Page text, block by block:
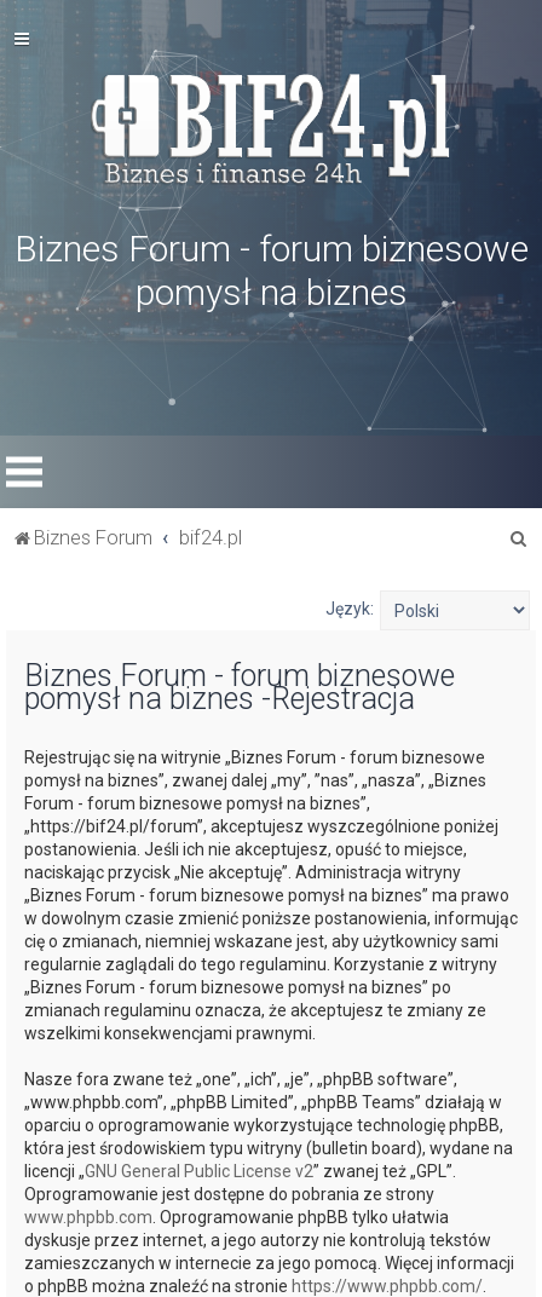
Biznes Forum - forum biznesowe
pomysł na biznes
Biznes Forum bif24.pl
Język:
Biznes Forum - forum biznesowe
pomysł na biznes -Rejestracja
Rejestrując się na witrynie „Biznes Forum - forum biznesowe
pomysł na biznes”, zwanej dalej „my”, ”nas”, „nasza”, „Biznes
Forum - forum biznesowe pomysł na biznes”,
„https://bif24.pl/forum”, akceptujesz wyszczególnione poniżej
postanowienia. Jeśli ich nie akceptujesz, opuść to miejsce,
naciskając przycisk „Nie akceptuję”. Administracja witryny
„Biznes Forum - forum biznesowe pomysł na biznes” ma prawo
w dowolnym czasie zmienić poniższe postanowienia, informując
cię o zmianach, niemniej wskazane jest, aby użytkownicy sami
regularnie zaglądali do tego regulaminu. Korzystanie z witryny
„Biznes Forum - forum biznesowe pomysł na biznes” po
zmianach regulaminu oznacza, że akceptujesz te zmiany ze
wszelkimi konsekwencjami prawnymi.
Nasze fora zwane też „one”, „ich”, „je”, „phpBB software”,
„www.phpbb.com”, „phpBB Limited”, „phpBB Teams” działają w
oparciu o oprogramowanie wykorzystujące technologię phpBB,
która jest środowiskiem typu witryny (bulletin board), wydane na
licencji „GNU General Public License v2” zwanej też „GPL”.
Oprogramowanie jest dostępne do pobrania ze strony
www.phpbb.com . Oprogramowanie phpBB tylko ułatwia
dyskusje przez internet, a jego autorzy nie kontrolują tekstów
zamieszczanych w internecie za jego pomocą. Więcej informacji
o phpBB można znaleźć na stronie https://www.phpbb.com/